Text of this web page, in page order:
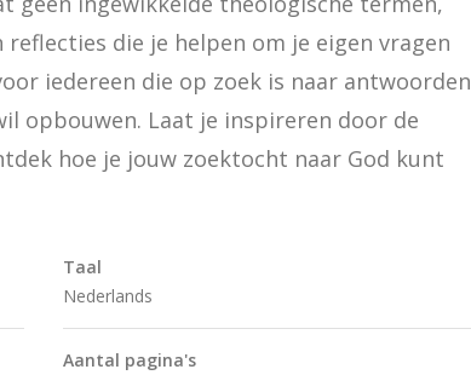
die je helpen om je eigen vragen
iedereen die op zoek is naar antwoorden
opbouwen. Laat je inspireren door de
hoe je jouw zoektocht naar God kunt
Taal
Nederlands
Aantal pagina's